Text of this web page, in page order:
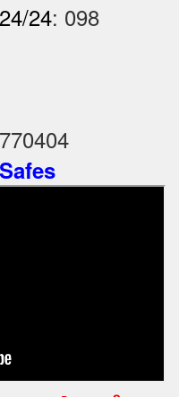
24: 098